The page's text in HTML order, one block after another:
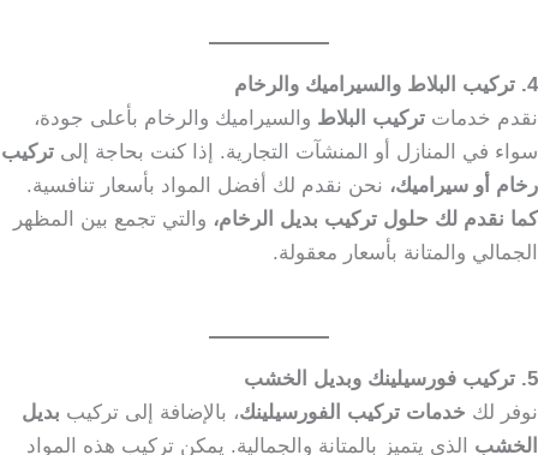
4. تركيب البلاط والسيراميك والرخام
نقدم خدمات تركيب البلاط والسيراميك والرخام بأعلى جودة،
سواء في المنازل أو المنشآت التجارية. إذا كنت بحاجة إلى تركيب
رخام أو سيراميك، نحن نقدم لك أفضل المواد بأسعار تنافسية.
كما نقدم لك حلول تركيب بديل الرخام، والتي تجمع بين المظهر
الجمالي والمتانة بأسعار معقولة.
5. تركيب فورسيلينك وبديل الخشب
نوفر لك خدمات تركيب الفورسيلينك، بالإضافة إلى تركيب بديل
الخشب الذي يتميز بالمتانة والجمالية. يمكن تركيب هذه المواد